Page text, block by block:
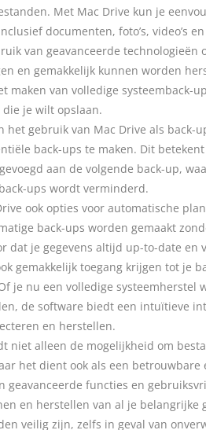
Met Mac Drive kun je
documenten, foto’s, video’s
van geavanceerde technologieën
en gemakkelijk kunnen worden
maken van volledige systeemback-
je wilt opslaan.
het gebruik van Mac Drive als back-
back-ups te maken. Dit
aan de volgende back-up,
ups wordt verminderd.
ook opties voor automatische
back-ups worden gemaakt
dat je gegevens altijd up-to-date en
gemakkelijk toegang krijgen tot je
je nu een volledige systeemherstel
de software biedt een intuïtieve
en herstellen.
niet alleen de mogelijkheid om
het dient ook als een
geavanceerde functies en
en herstellen van al je belangrijke
veilig zijn, zelfs in geval van